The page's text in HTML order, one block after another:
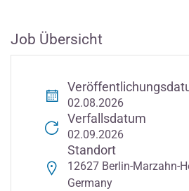
Job Übersicht
02.08.2026
Verfallsdatum
02.09.2026
Standort
12627 Berlin-Marzahn-
Germany